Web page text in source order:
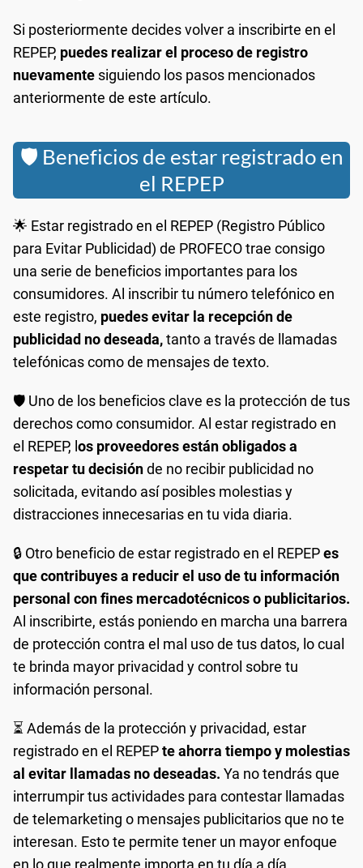
Si posteriormente decides volver a inscribirte en el
REPEP, puedes realizar el proceso de registro
nuevamente siguiendo los pasos mencionados
anteriormente de este artículo.
🛡️ Beneficios de estar registrado en
el REPEP
🌟 Estar registrado en el REPEP (Registro Público
para Evitar Publicidad) de PROFECO trae consigo
una serie de beneficios importantes para los
consumidores. Al inscribir tu número telefónico en
este registro, puedes evitar la recepción de
publicidad no deseada,tanto a través de llamadas
telefónicas como de mensajes de texto.
🛡️ Uno de los beneficios clave es la protección de tus
derechos como consumidor. Al estar registrado en
el REPEP, l os proveedores están obligados a
respetar tu decisiónde no recibir publicidad no
solicitada, evitando así posibles molestias y
distracciones innecesarias en tu vida diaria.
🔒 Otro beneficio de estar registrado en el REPEPes
que contribuyes a reducir el uso de tu información
personal con fines mercadotécnicos o publicitarios.
Al inscribirte, estás poniendo en marcha una barrera
de protección contra el mal uso de tus datos, lo cual
te brinda mayor privacidad y control sobre tu
información personal.
⏳ Además de la protección y privacidad, estar
registrado en el REPEPte ahorra tiempo y molestias
al evitar llamadas no deseadas. Ya no tendrás que
interrumpir tus actividades para contestar llamadas
de telemarketing o mensajes publicitarios que no te
interesan. Esto te permite tener un mayor enfoque
en lo que realmente importa en tu día a día.